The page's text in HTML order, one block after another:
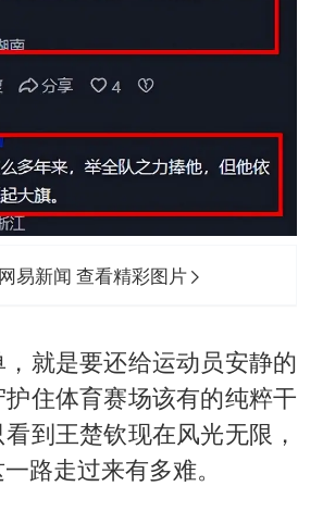
易新闻 查看精彩图片
就是要还给运动员安静的
住体育赛场该有的纯粹干
到王楚钦现在风光无限，
路走过来有多难。